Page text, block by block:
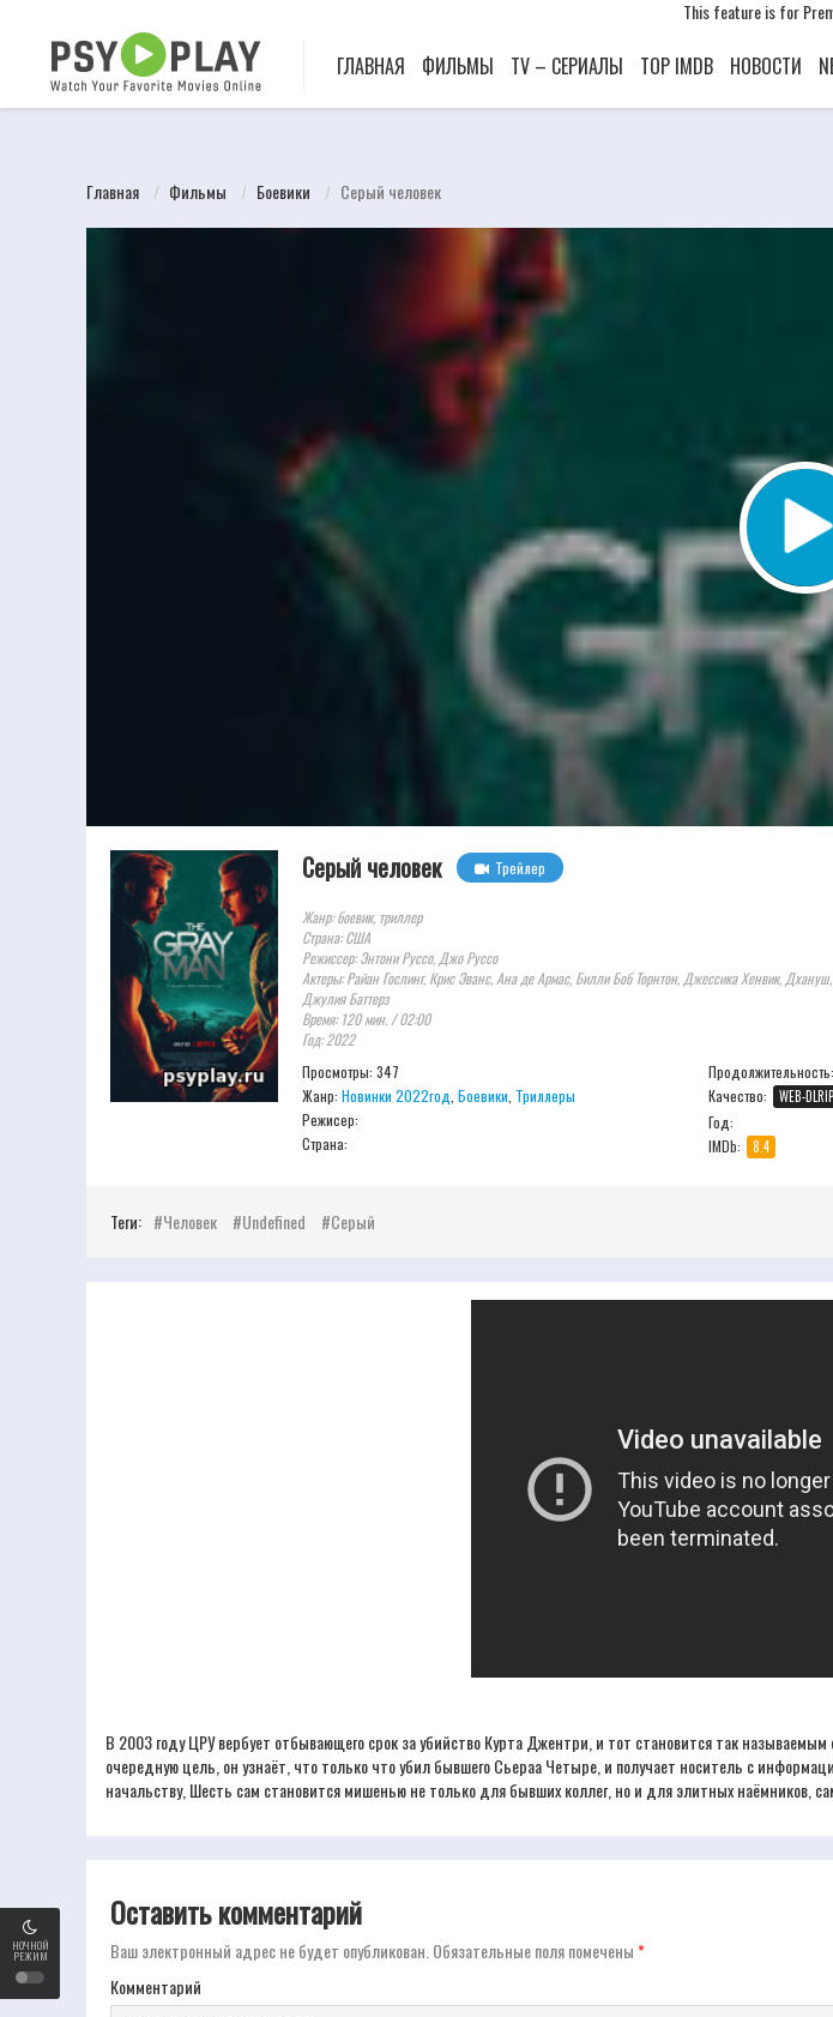
This feature is for
НОЧНОЙ
РЕЖИМ
This feature is for
ГЛАВНАЯ ФИЛЬМЫ TV – СЕРИАЛЫ TOP IMDB НОВОСТИ
Главная Фильмы Боевики Серый человек
Серый человек Трейлер
Жанр: боевик, триллер
Страна: США
Режиссер: Энтони Руссо, Джо Руссо
Актеры: Райан Гослинг, Крис Эванс, Ана де Армас, Билли Боб Торнтон, Джессика Хенвик,
Джулия Баттерз
Время: 120 мин. / 02:00
Год: 2022
Просмотры: 347
Жанр: Новинки 2022год Боевики Триллеры
Режисер:
Страна:
Продолжительность:
Качество:
WEB-DLRIP
Год:
IMDb:
8.4
Теги: Человек Undefined Серый
В 2003 году ЦРУ вербует отбывающего срок за убийство Курта Джентри, и тот становится так
очередную цель, он узнаёт, что только что убил бывшего Сьераа Четыре, и получает носитель с
начальству, Шесть сам становится мишенью не только для бывших коллег, но и для элитных наёмников,
Оставить комментарий
Ваш электронный адрес не будет опубликован. Обязательные поля помечены*
Комментарий